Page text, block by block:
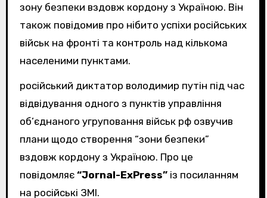
зону безпеки вздовж кордону з Україною. Він
також повідомив про нібито успіхи російських
військ на фронті та контроль над кількома
населеними пунктами.
російський диктатор володимир путін під час
відвідування одного з пунктів управління
об’єднаного угруповання військ рф озвучив
плани щодо створення “зони безпеки”
вздовж кордону з Україною. Про це
повідомляє “Jornal-ExPress” із посиланням
на російські ЗМІ.